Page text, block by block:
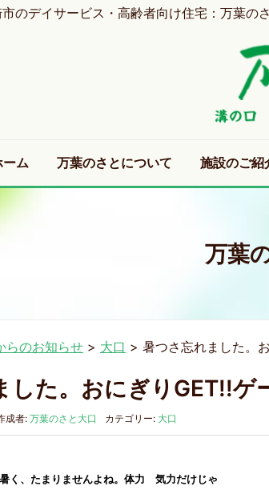
のデイサービス・高齢者向け住宅：万葉の
ム (current)
万葉のさとについて 施設のご紹
万葉
らのお知らせ > 大口 > 暑つさ忘れました。
した。おにぎりGET!!ゲ
成者: 万葉のさと大口 カテゴリー: 大口
く、たまりませんよね。体力 気力だけじゃ